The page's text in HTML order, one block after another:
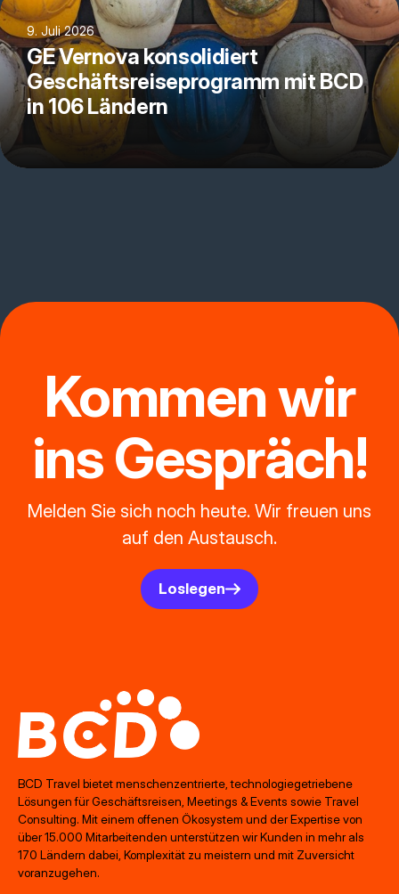
9. Juli 2026
GE Vernova konsolidiert
Geschäftsreiseprogramm mit BCD
in 106 Ländern
Kommen wir
ins Gespräch!
Melden Sie sich noch heute. Wir freuen uns
auf den Austausch.
Loslegen
BCD Travel bietet menschenzentrierte, technologiegetriebene
Lösungen für Geschäftsreisen, Meetings & Events sowie Travel
Consulting. Mit einem offenen Ökosystem und der Expertise von
über 15.000 Mitarbeitenden unterstützen wir Kunden in mehr als
170 Ländern dabei, Komplexität zu meistern und mit Zuversicht
voranzugehen.